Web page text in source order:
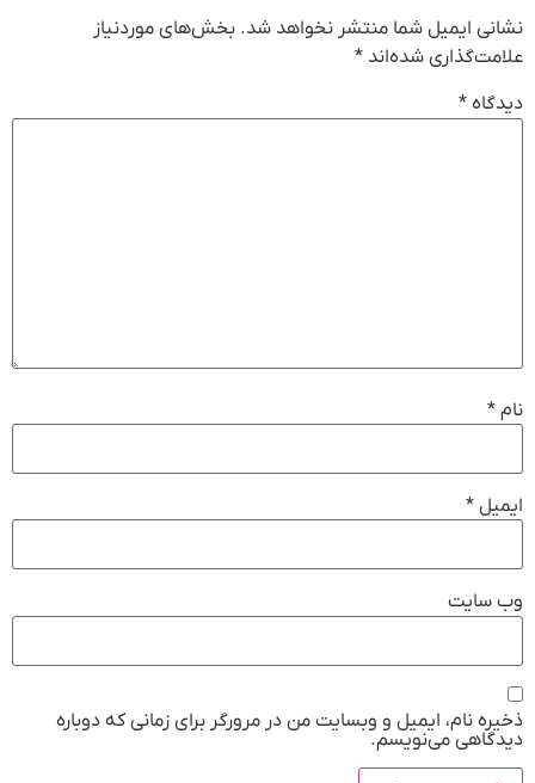
نشانی ایمیل شما منتشر نخواهد شد. بخش‌های موردنیاز
علامت‌گذاری شده‌اند *
دیدگاه *
نام *
ایمیل *
وب‌ سایت
ذخیره نام، ایمیل و وبسایت من در مرورگر برای زمانی که دوباره
دیدگاهی می‌نویسم.